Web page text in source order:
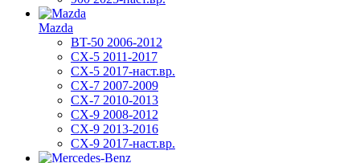
Mazda
BT-50 2006-2012
CX-5 2011-2017
CX-5 2017-наст.вр.
CX-7 2007-2009
CX-7 2010-2013
CX-9 2008-2012
CX-9 2013-2016
CX-9 2017-наст.вр.